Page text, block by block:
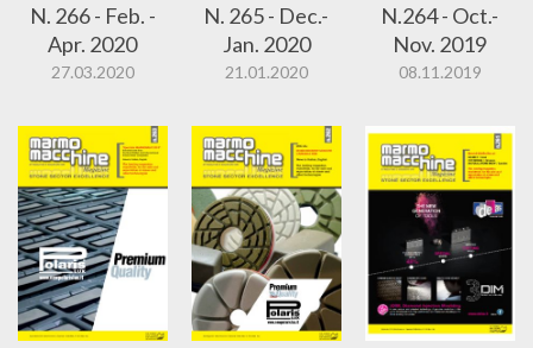
N. 266 - Feb. -
Apr. 2020
27.03.2020
N. 265 - Dec.-
Jan. 2020
21.01.2020
N.264 - Oct.-
Nov. 2019
08.11.2019